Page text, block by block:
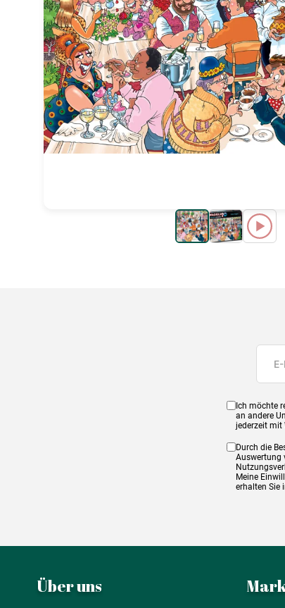
Ich möchte
an andere
jederzeit mit
Durch die
Auswertung
Meine
erhalten Sie
Über uns